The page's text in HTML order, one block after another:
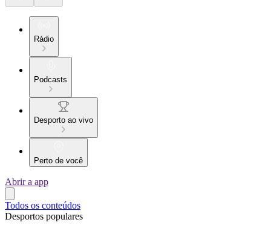
Rádio
Podcasts
Desporto ao vivo
Perto de você
Abrir a app
Todos os conteúdos
Desportos populares